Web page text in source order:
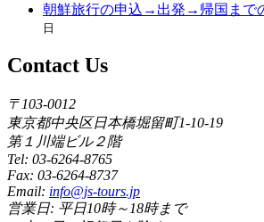
朝鮮旅行の申込→出発→帰国まで
日
Contact Us
〒103-0012
東京都中央区日本橋堀留町1-10-19
第１川端ビル２階
Tel: 03-6264-8765
Fax: 03-6264-8737
Email: info@js-tours.jp
営業日: 平日10時～18時まで